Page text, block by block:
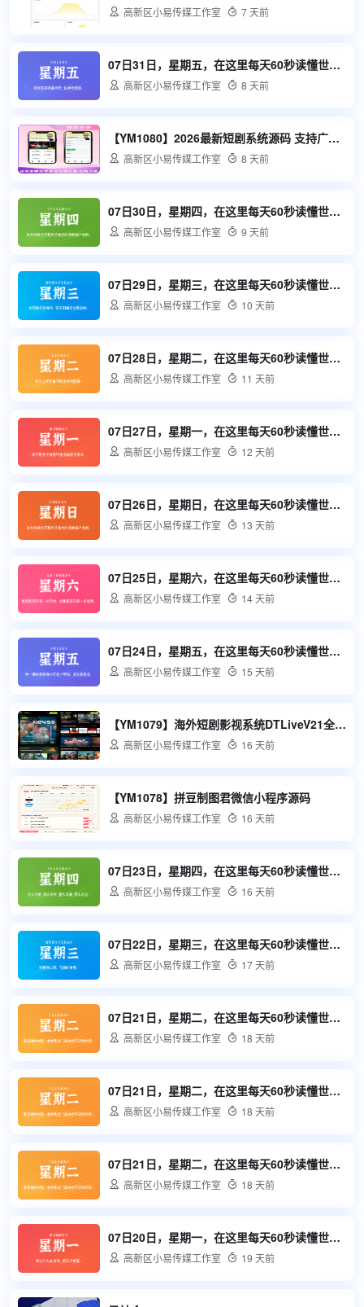
 高新区小易传媒工作室  7 天前
07日31日，星期五，在这里每天60秒读懂世界！
 高新区小易传媒工作室  8 天前
【YM1080】2026最新短剧系统源码 支持广告会员功能齐全短剧源码
 高新区小易传媒工作室  8 天前
07日30日，星期四，在这里每天60秒读懂世界！
 高新区小易传媒工作室  9 天前
07日29日，星期三，在这里每天60秒读懂世界！
 高新区小易传媒工作室  10 天前
07日28日，星期二，在这里每天60秒读懂世界！
 高新区小易传媒工作室  11 天前
07日27日，星期一，在这里每天60秒读懂世界！
 高新区小易传媒工作室  12 天前
07日26日，星期日，在这里每天60秒读懂世界！
 高新区小易传媒工作室  13 天前
07日25日，星期六，在这里每天60秒读懂世界！
 高新区小易传媒工作室  14 天前
07日24日，星期五，在这里每天60秒读懂世界！
 高新区小易传媒工作室  15 天前
【YM1079】海外短剧影视系统DTLiveV21全端影视直播系统 汉化增强版新增邮箱注册阿里云OSS
 高新区小易传媒工作室  16 天前
【YM1078】拼豆制图君微信小程序源码
 高新区小易传媒工作室  16 天前
07日23日，星期四，在这里每天60秒读懂世界！
 高新区小易传媒工作室  16 天前
07日22日，星期三，在这里每天60秒读懂世界！
 高新区小易传媒工作室  17 天前
07日21日，星期二，在这里每天60秒读懂世界！
 高新区小易传媒工作室  18 天前
07日21日，星期二，在这里每天60秒读懂世界！
 高新区小易传媒工作室  18 天前
07日21日，星期二，在这里每天60秒读懂世界！
 高新区小易传媒工作室  18 天前
07日20日，星期一，在这里每天60秒读懂世界！
 高新区小易传媒工作室  19 天前